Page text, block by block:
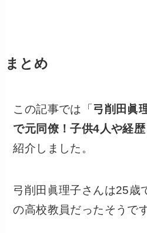
まとめ
この記事では「 弓削田眞
で元同僚！子供4人や経歴
紹介しました。
弓削田眞理子さんは25歳
の高校教員だったそうです